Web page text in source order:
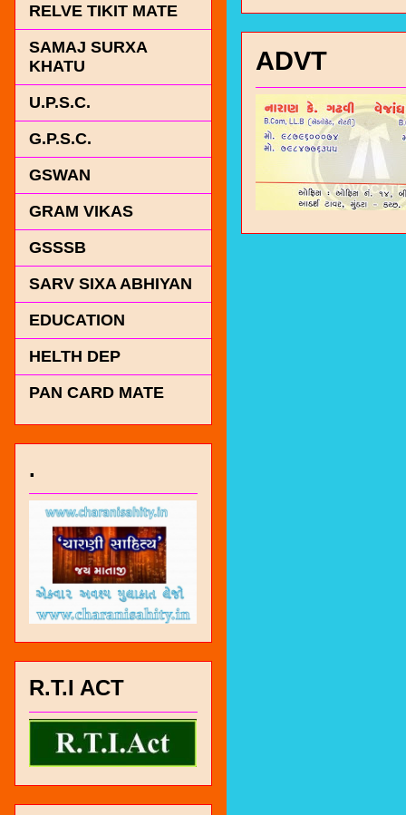
ADVT
RELVE TIKIT MATE
SAMAJ SURXA
KHATU
U.P.S.C.
G.P.S.C.
GSWAN
GRAM VIKAS
GSSSB
SARV SIXA ABHIYAN
EDUCATION
HELTH DEP
PAN CARD MATE
.
R.T.I ACT